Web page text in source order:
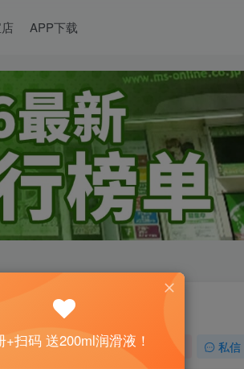
APP下载
私信
+扫码 送200ml润滑液！